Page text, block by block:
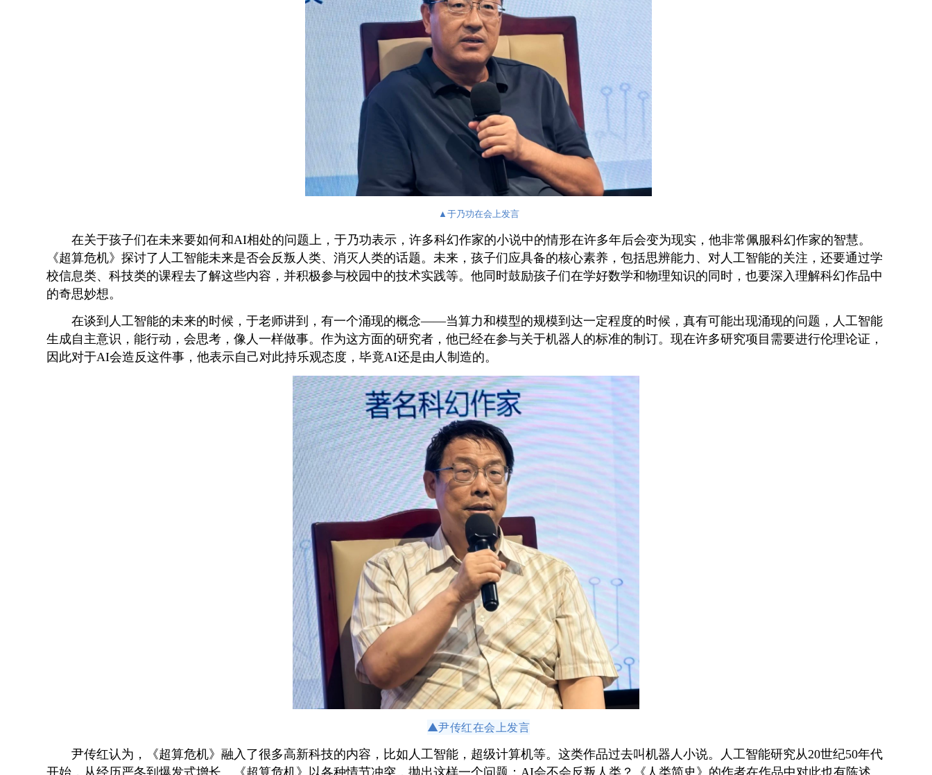
▲ 于乃功在会上发言
在关于孩子们在未来要如何和AI相处的问题上，于乃功表示，许多科幻作家的小说中的情形在许多年后会变为现实，他非常佩服科幻作家的智慧。
《超算危机》探讨了人工智能未来是否会反叛人类、消灭人类的话题。未来，孩子们应具备的核心素养，包括思辨能力、对人工智能的关注，还要通过学
校信息类、科技类的课程去了解这些内容，并积极参与校园中的技术实践等。他同时鼓励孩子们在学好数学和物理知识的同时，也要深入理解科幻作品中
的奇思妙想。
在谈到人工智能的未来的时候，于老师讲到，有一个涌现的概念——当算力和模型的规模到达一定程度的时候，真有可能出现涌现的问题，人工智能
生成自主意识，能行动，会思考，像人一样做事。作为这方面的研究者，他已经在参与关于机器人的标准的制订。现在许多研究项目需要进行伦理论证，
因此对于AI会造反这件事，他表示自己对此持乐观态度，毕竟AI还是由人制造的。
▲尹传红在会上发言
尹传红认为，《超算危机》融入了很多高新科技的内容，比如人工智能，超级计算机等。这类作品过去叫机器人小说。人工智能研究从20世纪50年代
开始，从经历严冬到爆发式增长。《超算危机》以各种情节冲突，抛出这样一个问题：AI会不会反叛人类？《人类简史》的作者在作品中对此也有陈述。